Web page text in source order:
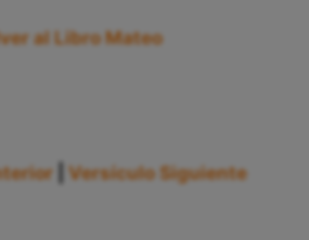
al Libro Mateo
Versículo Siguiente